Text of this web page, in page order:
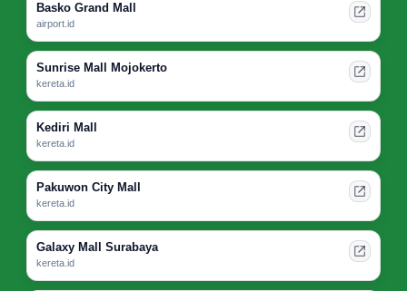
Basko Grand Mall
airport.id
Sunrise Mall Mojokerto
kereta.id
Kediri Mall
kereta.id
Pakuwon City Mall
kereta.id
Galaxy Mall Surabaya
kereta.id